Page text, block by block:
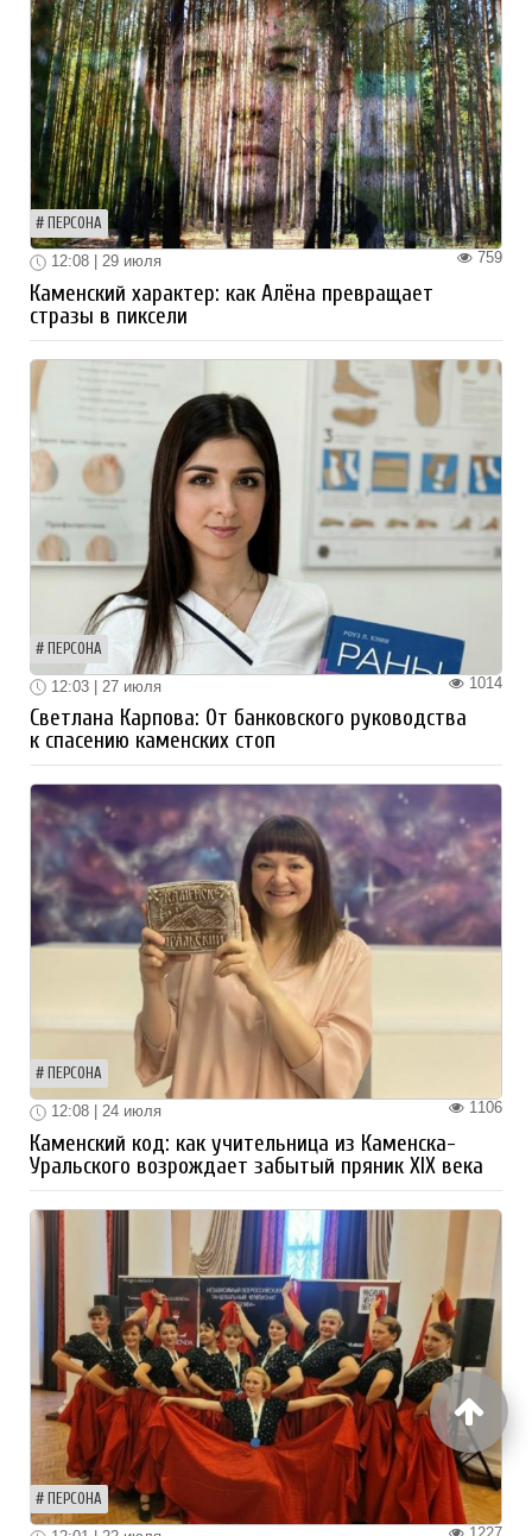
ПЕРСОНА
759
12:08 | 29 июля
Каменский характер: как Алёна превращает
стразы в пиксели
ПЕРСОНА
1014
12:03 | 27 июля
Светлана Карпова: От банковского руководства
к спасению каменских стоп
ПЕРСОНА
1106
12:08 | 24 июля
Каменский код: как учительница из Каменска-
Уральского возрождает забытый пряник XIX века
ПЕРСОНА